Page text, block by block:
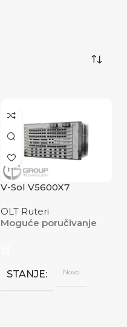
V-Sol V5600X7
OLT Ruteri
Moguće poručivanje
STANJE Novo